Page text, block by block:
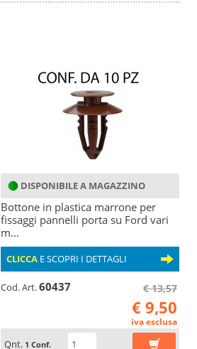
DISPONIBILE A MAGAZZINO
Bottone in plastica marrone per
fissaggi pannelli porta su Ford vari
m...
CLICCAE SCOPRI I DETTAGLI
Cod. Art.60437 € 13,57
€ 9,50
iva esclusa
Qnt. 1 Conf.